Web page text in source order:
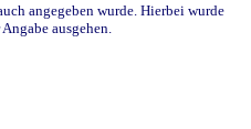
angegeben wurde. Hierbei wurde
ausgehen.